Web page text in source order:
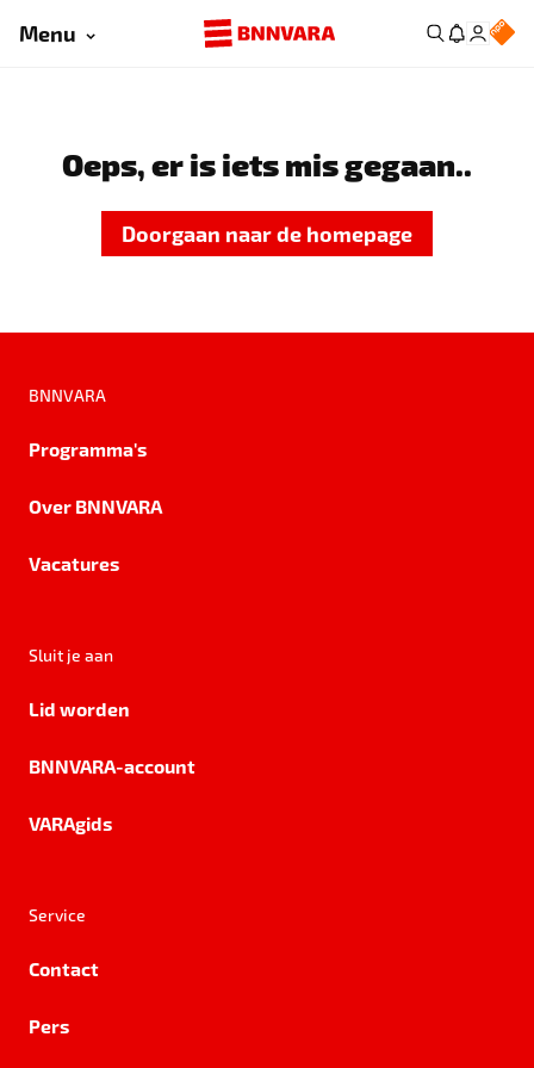
Menu
Oeps, er is iets mis gegaan..
Doorgaan naar de homepage
BNNVARA
Programma's
Over BNNVARA
Vacatures
Sluit je aan
Lid worden
BNNVARA-account
VARAgids
Service
Contact
Pers